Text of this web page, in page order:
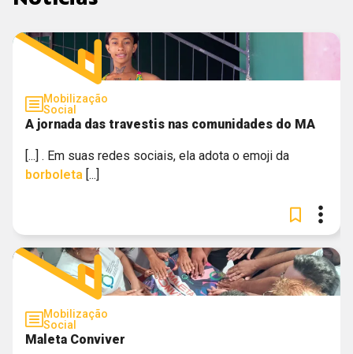
Mobilização
Social
A jornada das travestis nas comunidades do MA
[...] . Em suas redes sociais, ela adota o emoji da
borboleta [...]
Mobilização
Social
Maleta Conviver